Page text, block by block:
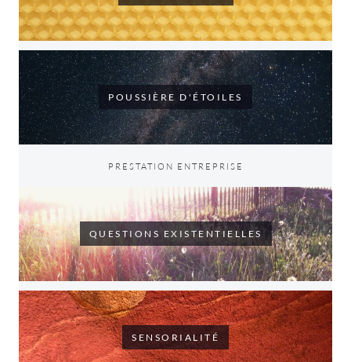
POUSSIÈRE D'ÉTOILES
PRESTATION ENTREPRISE
QUESTIONS EXISTENTIELLES
SENSORIALITÉ